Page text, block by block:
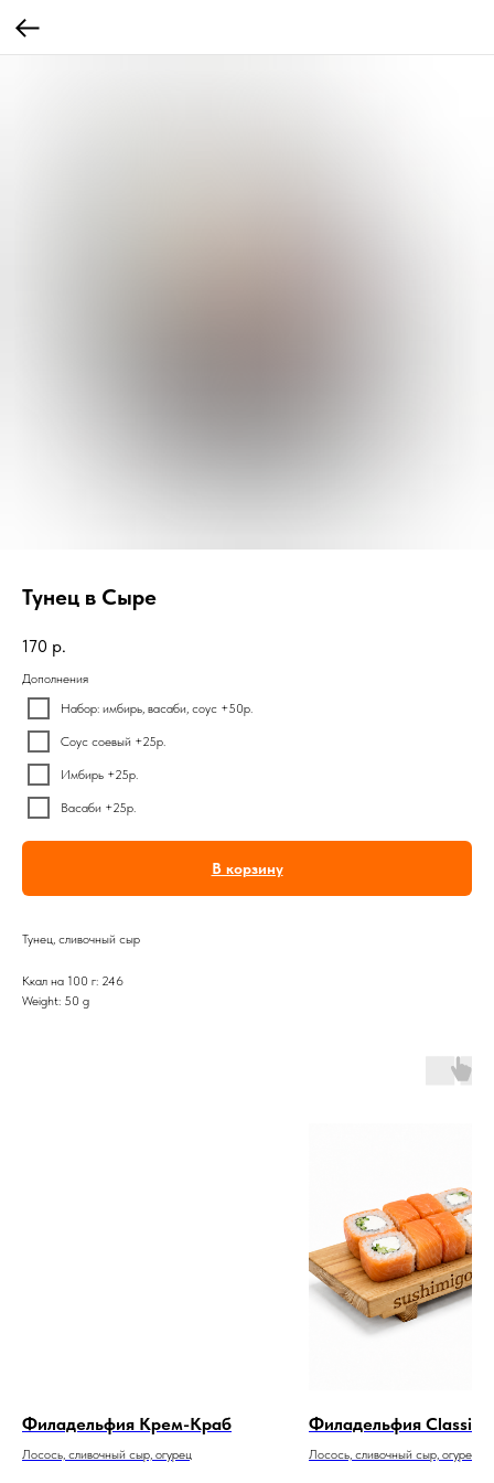
Тунец в Сыре
170 р.
Дополнения
Набор: имбирь, васаби, соус +50р.
Соус соевый +25р.
Имбирь +25р.
Васаби +25р.
В корзину
Тунец, сливочный сыр
Ккал на 100 г: 246
Weight: 50 g
Филадельфия Крем-Краб
Лосось, сливочный сыр, огурец
Филадельфия Classic
Лосось, сливочный сыр, огурец